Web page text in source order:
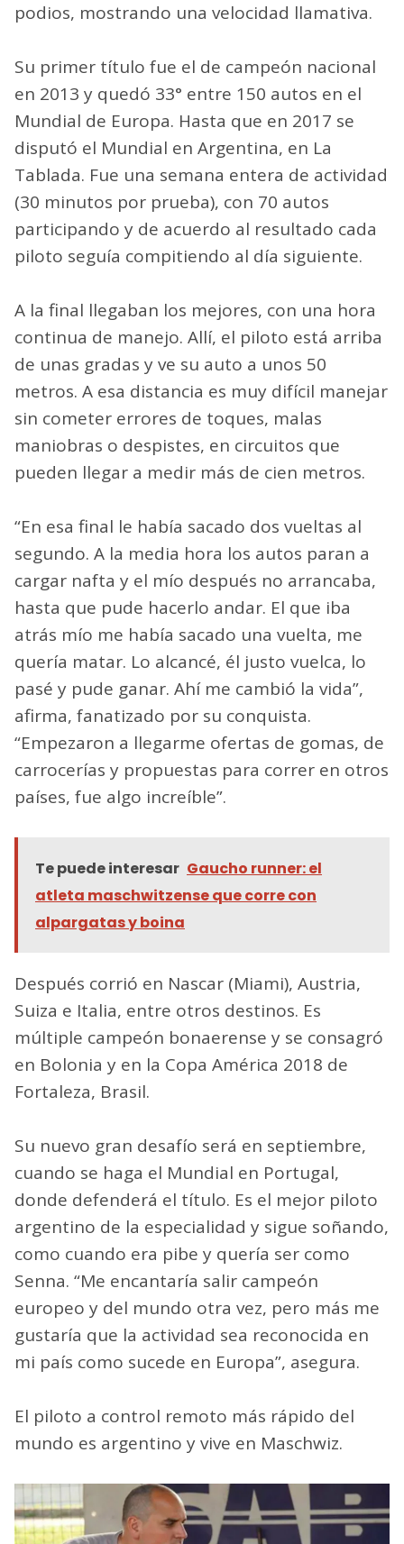
podios, mostrando una velocidad llamativa.
Su primer título fue el de campeón nacional
en 2013 y quedó 33° entre 150 autos en el
Mundial de Europa. Hasta que en 2017 se
disputó el Mundial en Argentina, en La
Tablada. Fue una semana entera de actividad
(30 minutos por prueba), con 70 autos
participando y de acuerdo al resultado cada
piloto seguía compitiendo al día siguiente.
A la final llegaban los mejores, con una hora
continua de manejo. Allí, el piloto está arriba
de unas gradas y ve su auto a unos 50
metros. A esa distancia es muy difícil manejar
sin cometer errores de toques, malas
maniobras o despistes, en circuitos que
pueden llegar a medir más de cien metros.
“En esa final le había sacado dos vueltas al
segundo. A la media hora los autos paran a
cargar nafta y el mío después no arrancaba,
hasta que pude hacerlo andar. El que iba
atrás mío me había sacado una vuelta, me
quería matar. Lo alcancé, él justo vuelca, lo
pasé y pude ganar. Ahí me cambió la vida”,
afirma, fanatizado por su conquista.
“Empezaron a llegarme ofertas de gomas, de
carrocerías y propuestas para correr en otros
países, fue algo increíble”.
Te puede interesar Gaucho runner: el
atleta maschwitzense que corre con
alpargatas y boina
Después corrió en Nascar (Miami), Austria,
Suiza e Italia, entre otros destinos. Es
múltiple campeón bonaerense y se consagró
en Bolonia y en la Copa América 2018 de
Fortaleza, Brasil.
Su nuevo gran desafío será en septiembre,
cuando se haga el Mundial en Portugal,
donde defenderá el título. Es el mejor piloto
argentino de la especialidad y sigue soñando,
como cuando era pibe y quería ser como
Senna. “Me encantaría salir campeón
europeo y del mundo otra vez, pero más me
gustaría que la actividad sea reconocida en
mi país como sucede en Europa”, asegura.
El piloto a control remoto más rápido del
mundo es argentino y vive en Maschwiz.